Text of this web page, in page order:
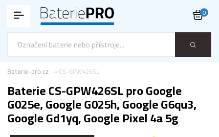
0
CS-GPW426SL
Baterie-pro.cz
Baterie CS-GPW426SL pro Google
G025e, Google G025h, Google G6qu3,
Google Gd1yq, Google Pixel 4a 5g